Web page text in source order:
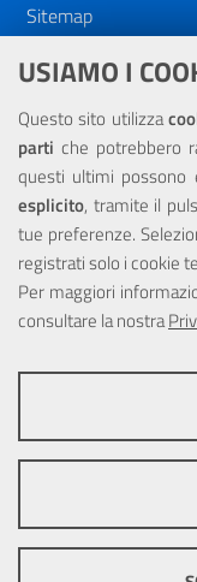
USIAMO I
Questo sito utilizza
parti che potrebbero
questi ultimi
esplicito, tramite il
tue preferenze.
registrati solo i cookie
Per maggiori
consultare la nostra
ottimale per ogni
informazioni di
pertanto possono
Sitemap
Dichiarazione di
NOTE LEGALI
Privacy
Portale realizzato
Europea tramite i